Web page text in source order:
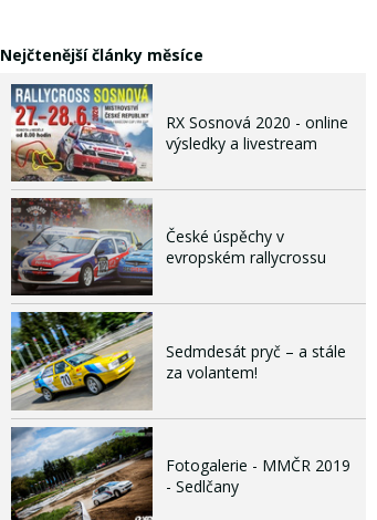
Nejčtenější články měsíce
RX Sosnová 2020 - online
výsledky a livestream
České úspěchy v
evropském rallycrossu
Sedmdesát pryč – a stále
za volantem!
Fotogalerie - MMČR 2019
- Sedlčany